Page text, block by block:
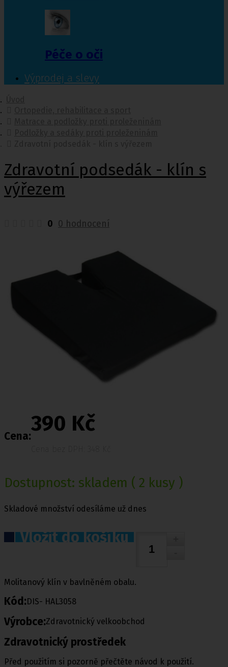
Péče o oči
Výprodej a slevy
Zdravotní podsedák - klín s
výřezem
0 0 hodnocení
Cena:
390 Kč
Dostupnost: skladem ( 2 kusy )
Skladové množství odesíláme už dnes
Vložit do košíku
Molitanový klín v bavlněném obalu.
Kód:DIS- HAL3058
Výrobce:Zdravotnický velkoobchod
Zdravotnický prostředek
Před použitím si pozorně přečtěte návod k použití.